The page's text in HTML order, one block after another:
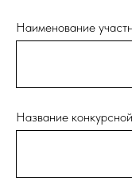
Наименование
Название